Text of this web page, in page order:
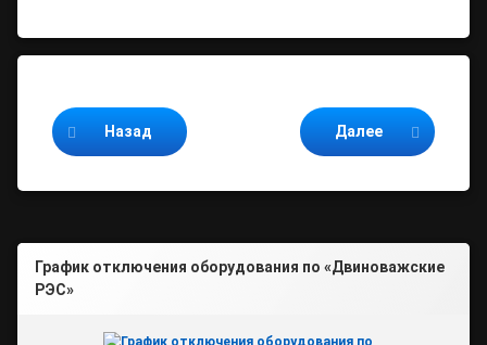
Назад Далее
График отключения оборудования по «Двиноважские
РЭС»